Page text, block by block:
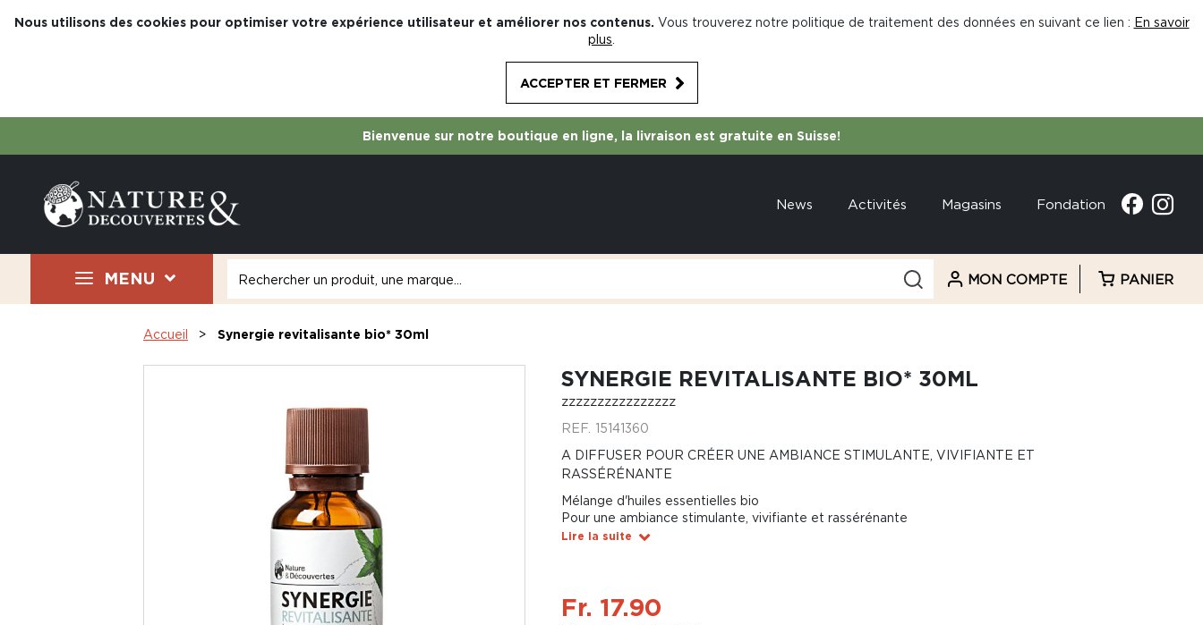
Nous utilisons des cookies pour optimiser votre expérience utilisateur et améliorer nos contenus. Vous trouverez notre politique de traitement des données en suivant ce lien : En savoir
plus
ACCEPTER ET FERMER
Bienvenue sur notre boutique en ligne, la livraison est gratuite en Suisse!
News Activités Magasins Fondation
MENU MON COMPTE PANIER
Accueil Synergie revitalisante bio* 30ml
SYNERGIE REVITALISANTE BIO* 30ML
zzzzzzzzzzzzzzzz
REF. 15141360
A DIFFUSER POUR CRÉER UNE AMBIANCE STIMULANTE, VIVIFIANTE ET
RASSÉRÉNANTE
Mélange d'huiles essentielles bio
Pour une ambiance stimulante, vivifiante et rassérénante
Lire la suite
Fr. 17.90